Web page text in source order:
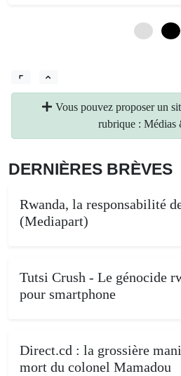
Vous pouvez proposer un
rubrique :
DERNIÈRES BRÈVES
Rwanda, la responsabilité
(Mediapart)
Tutsi Crush - Le génocide
pour smartphone
Direct.cd : la grossière
mort du colonel Mamadou